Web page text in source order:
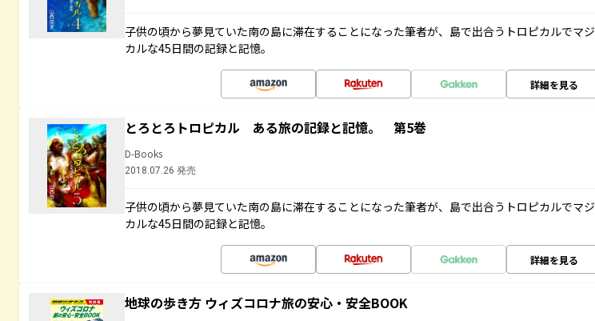
子供の頃から夢見ていた南の島に滞在することになった筆者が、島で出合うトロピカルでマジ
カルな45日間の記録と記憶。
詳細を見る
とろとろトロピカル ある旅の記録と記憶。 第5巻
D-Books
2018.07.26 発売
子供の頃から夢見ていた南の島に滞在することになった筆者が、島で出合うトロピカルでマジ
カルな45日間の記録と記憶。
詳細を見る
地球の歩き方 ウィズコロナ旅の安心・安全BOOK